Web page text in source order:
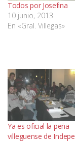
Todos por Josefina
10 junio, 2013
En «Gral. Villegas»
Ya es oficial la peña
villeguense de